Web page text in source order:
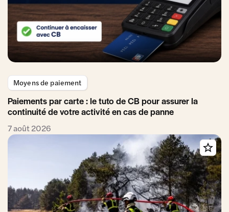
Moyens de paiement
Paiements par carte : le tuto de CB pour assurer la
continuité de votre activité en cas de panne
7 août 2026